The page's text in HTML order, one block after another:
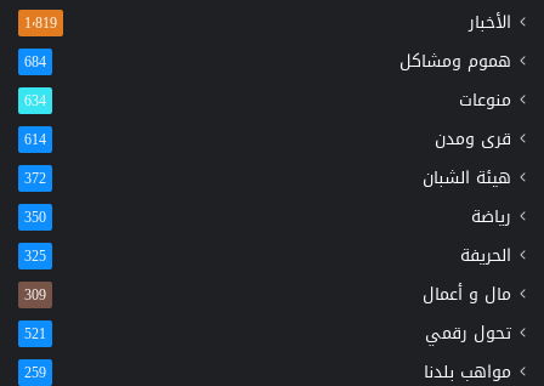
الأخبار 1٬819
هموم ومشاكل 684
منوعات 634
قرى ومدن 614
هيئة الشبان 372
رياضة 350
الحريفة 325
مال و أعمال 309
تحول رقمي 521
مواهب بلدنا 259